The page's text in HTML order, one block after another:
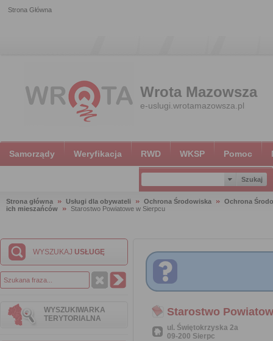
Strona Główna
Wrota Mazowsza
e-uslugi.wrotamazowsza.pl
Samorządy Weryfikacja RWD WKSP Pomoc
Strona główna Usługi dla obywateli Ochrona Środowiska
Ochrona
ich mieszańców
Starostwo Powiatowe w Sierpcu
WYSZUKAJ USŁUGĘ
WYSZUKIWARKA
TERYTORIALNA
Starostwo
ul. Świętokrzyska 2a
09-200 Sierpc